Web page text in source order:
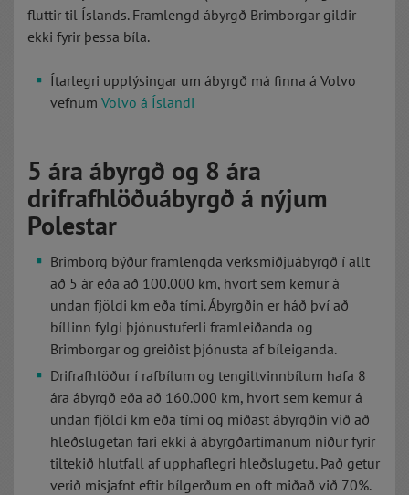
fluttir til Íslands. Framlengd ábyrgð Brimborgar gildir
ekki fyrir þessa bíla.
Ítarlegri upplýsingar um ábyrgð má finna á Volvo
vefnum Volvo á Íslandi
5 ára ábyrgð og 8 ára
drifrafhlöðuábyrgð á nýjum
Polestar
Brimborg býður framlengda verksmiðjuábyrgð í allt
að 5 ár eða að 100.000 km, hvort sem kemur á
undan fjöldi km eða tími. Ábyrgðin er háð því að
bíllinn fylgi þjónustuferli framleiðanda og
Brimborgar og greiðist þjónusta af bíleiganda.
Drifrafhlöður í rafbílum og tengiltvinnbílum hafa 8
ára ábyrgð eða að 160.000 km, hvort sem kemur á
undan fjöldi km eða tími og miðast ábyrgðin við að
hleðslugetan fari ekki á ábyrgðartímanum niður fyrir
tiltekið hlutfall af upphaflegri hleðslugetu. Það getur
verið misjafnt eftir bílgerðum en oft miðað við 70%.